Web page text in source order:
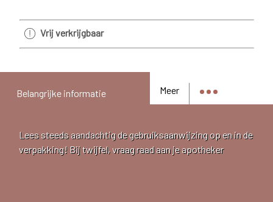
Vrij verkrijgbaar
Meer
Belangrijke informatie
Lees steeds aandachtig de gebruiksaanwijzing op en in de
verpakking! Bij twijfel, vraag raad aan je apotheker